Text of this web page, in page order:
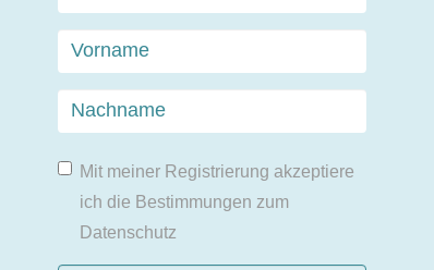
Mit meiner Registrierung akzeptiere
ich die Bestimmungen zum
Datenschutz